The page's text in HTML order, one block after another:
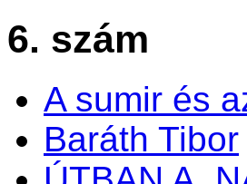
6. szám
A sumir és
Baráth Tibor